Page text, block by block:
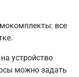
все
устройство
можно задать